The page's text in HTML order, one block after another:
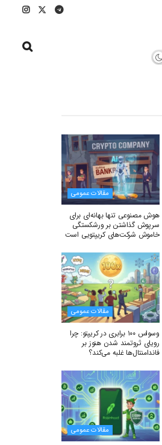
مقالات عمومی
هوش مصنوعی تنها بهانه‌ای برای
سرپوش گذاشتن بر ورشکستگی
خاموش شرکت‌های کریپتویی است
مقالات عمومی
وسواس ۱۰۰ برابری در کریپتو: چرا
رویای ثروتمند شدن هنوز بر
فاندامنتال‌ها غلبه می‌کند؟
مقالات عمومی